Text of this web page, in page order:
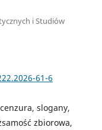
i Studiów
61-6
slogany,
zbiorowa,